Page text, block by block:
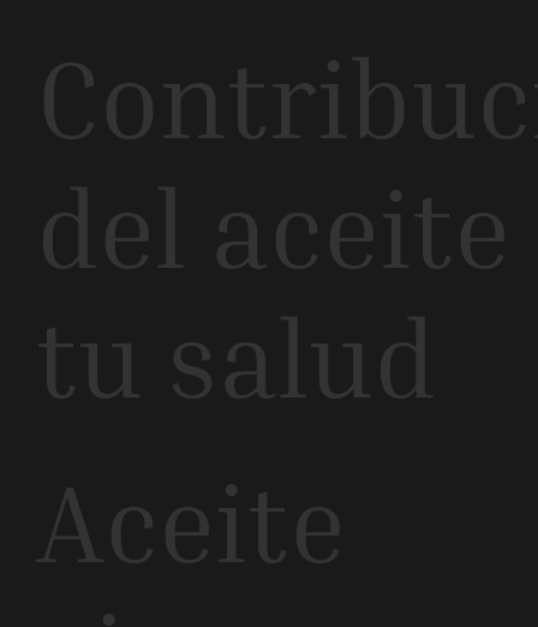
del aceite
tu salud
Aceite